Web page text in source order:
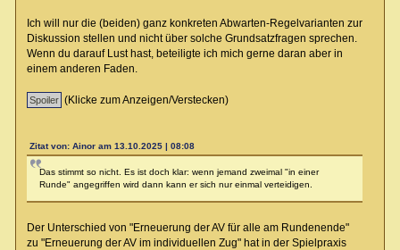
Ich will nur die (beiden) ganz konkreten Abwarten-Regelvarianten zur
Diskussion stellen und nicht über solche Grundsatzfragen sprechen.
Wenn du darauf Lust hast, beteiligte ich mich gerne daran aber in
einem anderen Faden.
(Klicke zum Anzeigen/Verstecken)
Zitat von: Ainor am 13.10.2025 | 08:08
Das stimmt so nicht. Es ist doch klar: wenn jemand zweimal "in einer
Runde" angegriffen wird dann kann er sich nur einmal verteidigen.
Der Unterschied von "Erneuerung der AV für alle am Rundenende"
zu "Erneuerung der AV im individuellen Zug" hat in der Spielpraxis